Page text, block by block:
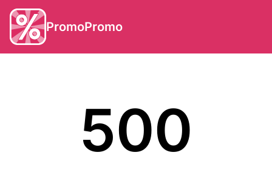
PromoPromo
500